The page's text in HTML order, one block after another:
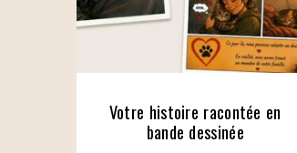
Votre histoire racontée en
bande dessinée